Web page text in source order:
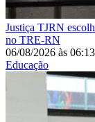
Justiça TJRN
no TRE-RN
06/08/2026 às 06:13
Educação